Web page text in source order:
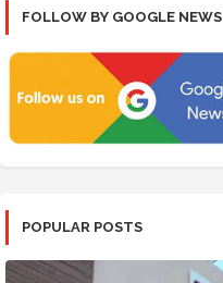
FOLLOW BY GOOGLE NEWS
POPULAR POSTS